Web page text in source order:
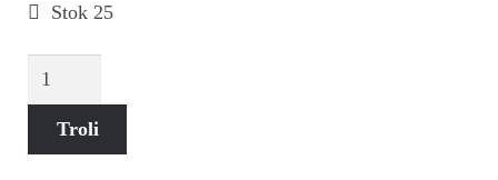
Stok 25
Perang
Barat
Troli